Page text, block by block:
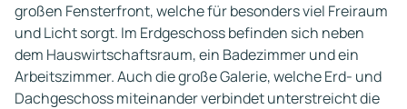
großen Fensterfront, welche für besonders viel Freiraum
und Licht sorgt. Im Erdgeschoss befinden sich neben
dem Hauswirtschaftsraum, ein Badezimmer und ein
Arbeitszimmer. Auch die große Galerie, welche Erd- und
Dachgeschoss miteinander verbindet unterstreicht die